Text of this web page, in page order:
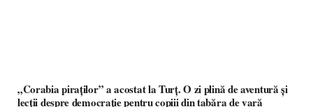
„Corabia piraților” a acostat la Turț. O zi plină de aventură și
lecții despre democrație pentru copiii din tabăra de vară